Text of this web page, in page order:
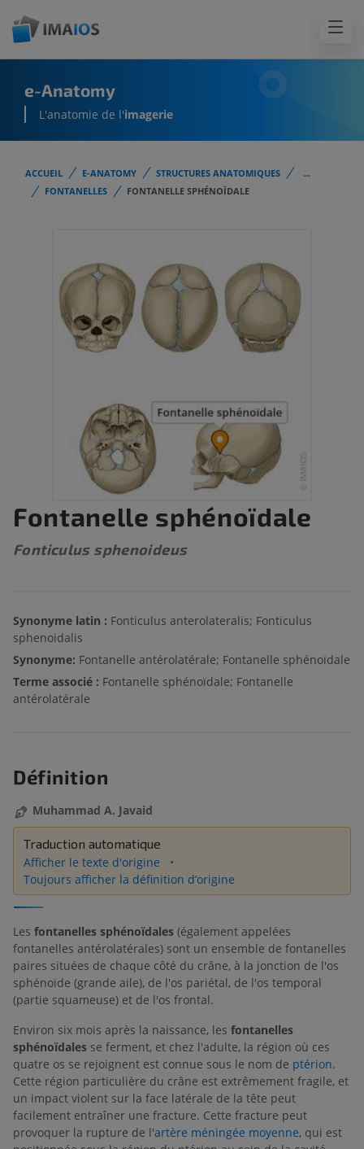
e-Anatomy
L'anatomie de l'imagerie
ACCUEIL E-ANATOMY STRUCTURES ANATOMIQUES
...
FONTANELLES
FONTANELLE SPHÉNOÏDALE
Fontanelle sphénoïdale
Fonticulus sphenoideus
Synonyme latin : Fonticulus anterolateralis; Fonticulus
sphenoidalis
Synonyme: Fontanelle antérolatérale; Fontanelle sphénoïdale
Terme associé : Fontanelle sphénoïdale; Fontanelle
antérolatérale
Définition
Muhammad A. Javaid
Traduction automatique
Afficher le texte d'origine
Toujours afficher la définition d’origine
Les fontanelles sphénoïdales (également appelées
fontanelles antérolatérales) sont un ensemble de fontanelles
paires situées de chaque côté du crâne, à la jonction de l'os
sphénoïde (grande aile), de l'os pariétal, de l'os temporal
(partie squameuse) et de l'os frontal.
Environ six mois après la naissance, les fontanelles
sphénoïdales se ferment, et chez l'adulte, la région où ces
quatre os se rejoignent est connue sous le nom de ptérion.
Cette région particulière du crâne est extrêmement fragile, et
un impact violent sur la face latérale de la tête peut
facilement entraîner une fracture. Cette fracture peut
provoquer la rupture de l'artère méningée moyenne, qui est